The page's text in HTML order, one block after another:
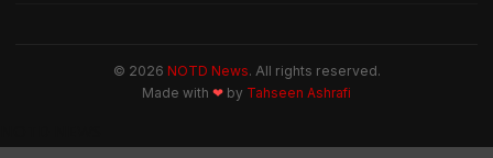
© 2026 NOTD News. All rights reserved.
Made with ❤ by Tahseen Ashrafi